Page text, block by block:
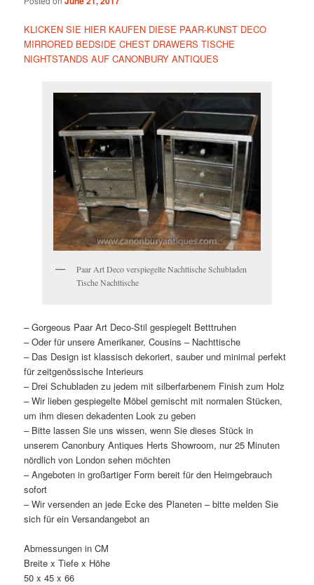
KLICKEN SIE HIER KAUFEN DIESE PAAR-KUNST DECO
MIRRORED BEDSIDE CHEST DRAWERS TISCHE
NIGHTSTANDS AUF CANONBURY ANTIQUES
Paar Art Deco verspiegelte Nachttische Schubladen
Tische Nachttische
– Gorgeous Paar Art Deco-Stil gespiegelt Betttruhen
– Oder für unsere Amerikaner, Cousins – Nachttische
– Das Design ist klassisch dekoriert, sauber und minimal perfekt
für zeitgenössische Interieurs
– Drei Schubladen zu jedem mit silberfarbenem Finish zum Holz
– Wir lieben gespiegelte Möbel gemischt mit normalen Stücken,
um ihm diesen dekadenten Look zu geben
– Bitte lassen Sie uns wissen, wenn Sie dieses Stück in
unserem Canonbury Antiques Herts Showroom, nur 25 Minuten
nördlich von London sehen möchten
– Angeboten in großartiger Form bereit für den Heimgebrauch
sofort
– Wir versenden an jede Ecke des Planeten – bitte melden Sie
sich für ein Versandangebot an
Abmessungen in CM
Breite x Tiefe x Höhe
50 x 45 x 66